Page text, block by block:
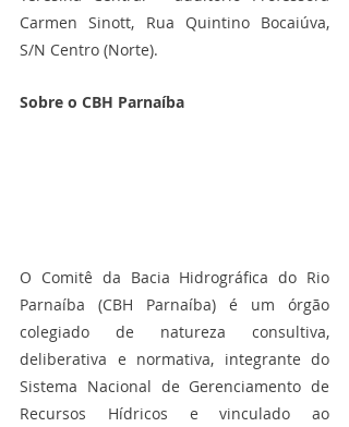
Carmen Sinott, Rua Quintino Bocaiúva,
S/N Centro (Norte).
Sobre o CBH Parnaíba
O Comitê da Bacia Hidrográfica do Rio
Parnaíba (CBH Parnaíba) é um órgão
colegiado de natureza consultiva,
deliberativa e normativa, integrante do
Sistema Nacional de Gerenciamento de
Recursos Hídricos e vinculado ao